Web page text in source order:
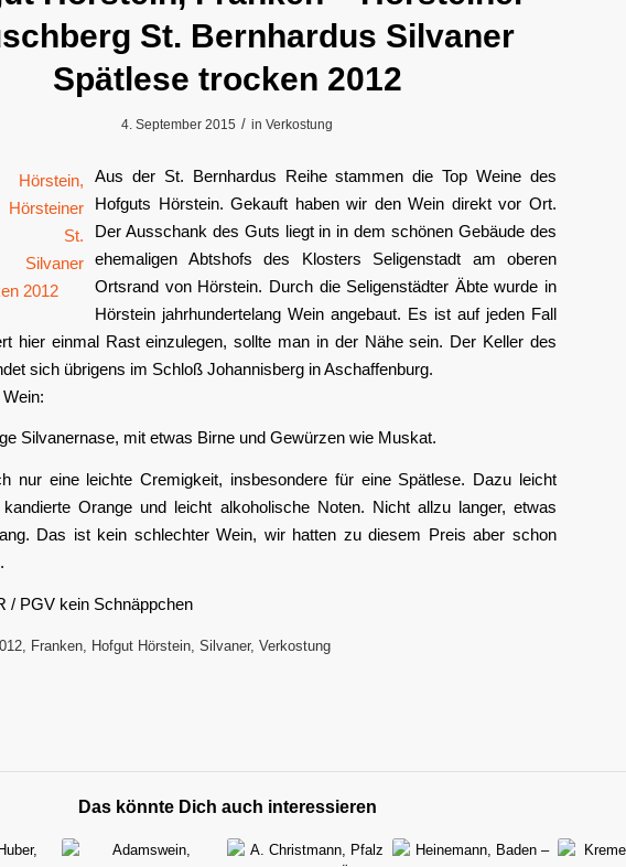
St. Bernhardus Silvaner
Spätlese trocken 2012
4. September 2015 / in Verkostung
Aus der St. Bernhardus Reihe stammen die Top Weine des
Hofguts Hörstein. Gekauft haben wir den Wein direkt vor Ort.
Der Ausschank des Guts liegt in in dem schönen Gebäude des
ehemaligen Abtshofs des Klosters Seligenstadt am oberen
Ortsrand von Hörstein. Durch die Seligenstädter Äbte wurde in
Hörstein jahrhundertelang Wein angebaut. Es ist auf jeden Fall
hier einmal Rast einzulegen, sollte man in der Nähe sein. Der Keller des
sich übrigens im Schloß Johannisberg in Aschaffenburg.
Silvanernase, mit etwas Birne und Gewürzen wie Muskat.
nur eine leichte Cremigkeit, insbesondere für eine Spätlese. Dazu leicht
Orange und leicht alkoholische Noten. Nicht allzu langer, etwas
Das ist kein schlechter Wein, wir hatten zu diesem Preis aber schon
/ PGV kein Schnäppchen
Franken Hofgut Hörstein Silvaner, Verkostung
Das könnte Dich auch interessieren